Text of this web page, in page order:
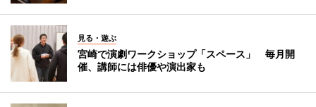
見る・遊ぶ
宮崎で演劇ワークショップ「スペース」 毎月開
催、講師には俳優や演出家も